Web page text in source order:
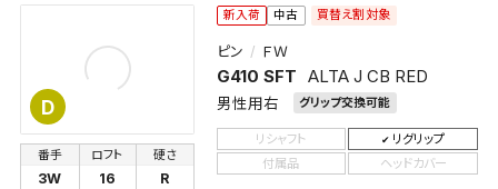
D
新入荷 中古 買替え割対象
ピン ＦＷ
G410 SFT ALTA J CB RED
男性用右 グリップ交換可能
番手
3W
ロフト
16
硬さ
R
リシャフト
リグリップ
付属品
ヘッドカバー